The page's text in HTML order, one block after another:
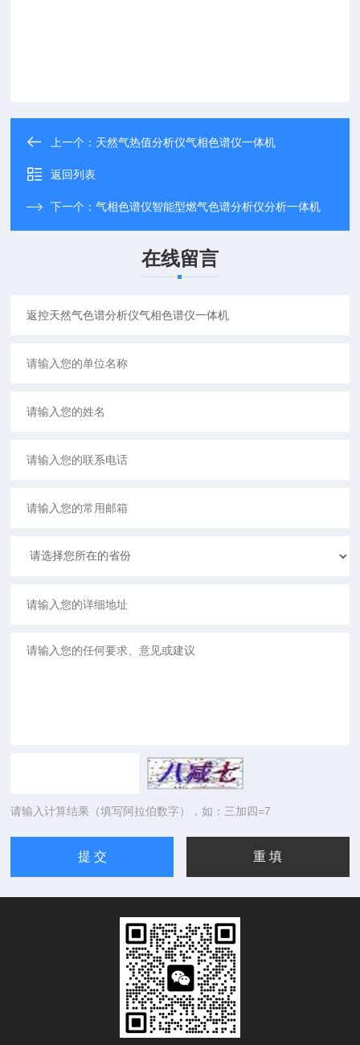
上一个： 天然气热值分析仪气相色谱仪一体机
返回列表
下一个：气相色谱仪智能型燃气色谱分析仪分析一体机
在线留言
请输入计算结果（填写阿拉伯数字），如：三加四=7